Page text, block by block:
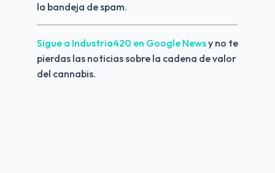
la bandeja de spam.
Sigue a Industria420 en Google News y no te
pierdas las noticias sobre la cadena de valor
del cannabis.